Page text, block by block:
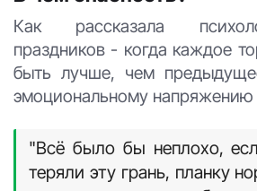
Изображение
нейросети Midjourney